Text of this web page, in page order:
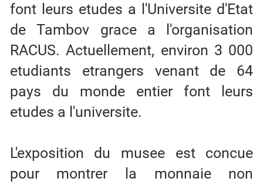
font leurs etudes a l'Universite d'Etat
de Tambov grace a l'organisation
RACUS. Actuellement, environ 3 000
etudiants etrangers venant de 64
pays du monde entier font leurs
etudes a l'universite.
L'exposition du musee est concue
pour montrer la monnaie non